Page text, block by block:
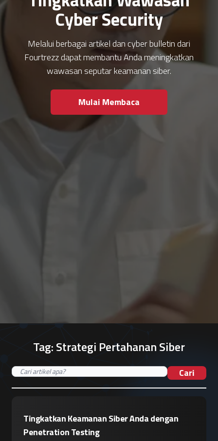
Cyber Security
Melalui berbagai artikel dan cyber bulletin dari
Fourtrezz dapat membantu Anda meningkatkan
wawasan seputar keamanan siber.
Mulai Membaca
Tag:Strategi Pertahanan Siber
Cari
Tingkatkan Keamanan Siber Anda dengan
Penetration Testing